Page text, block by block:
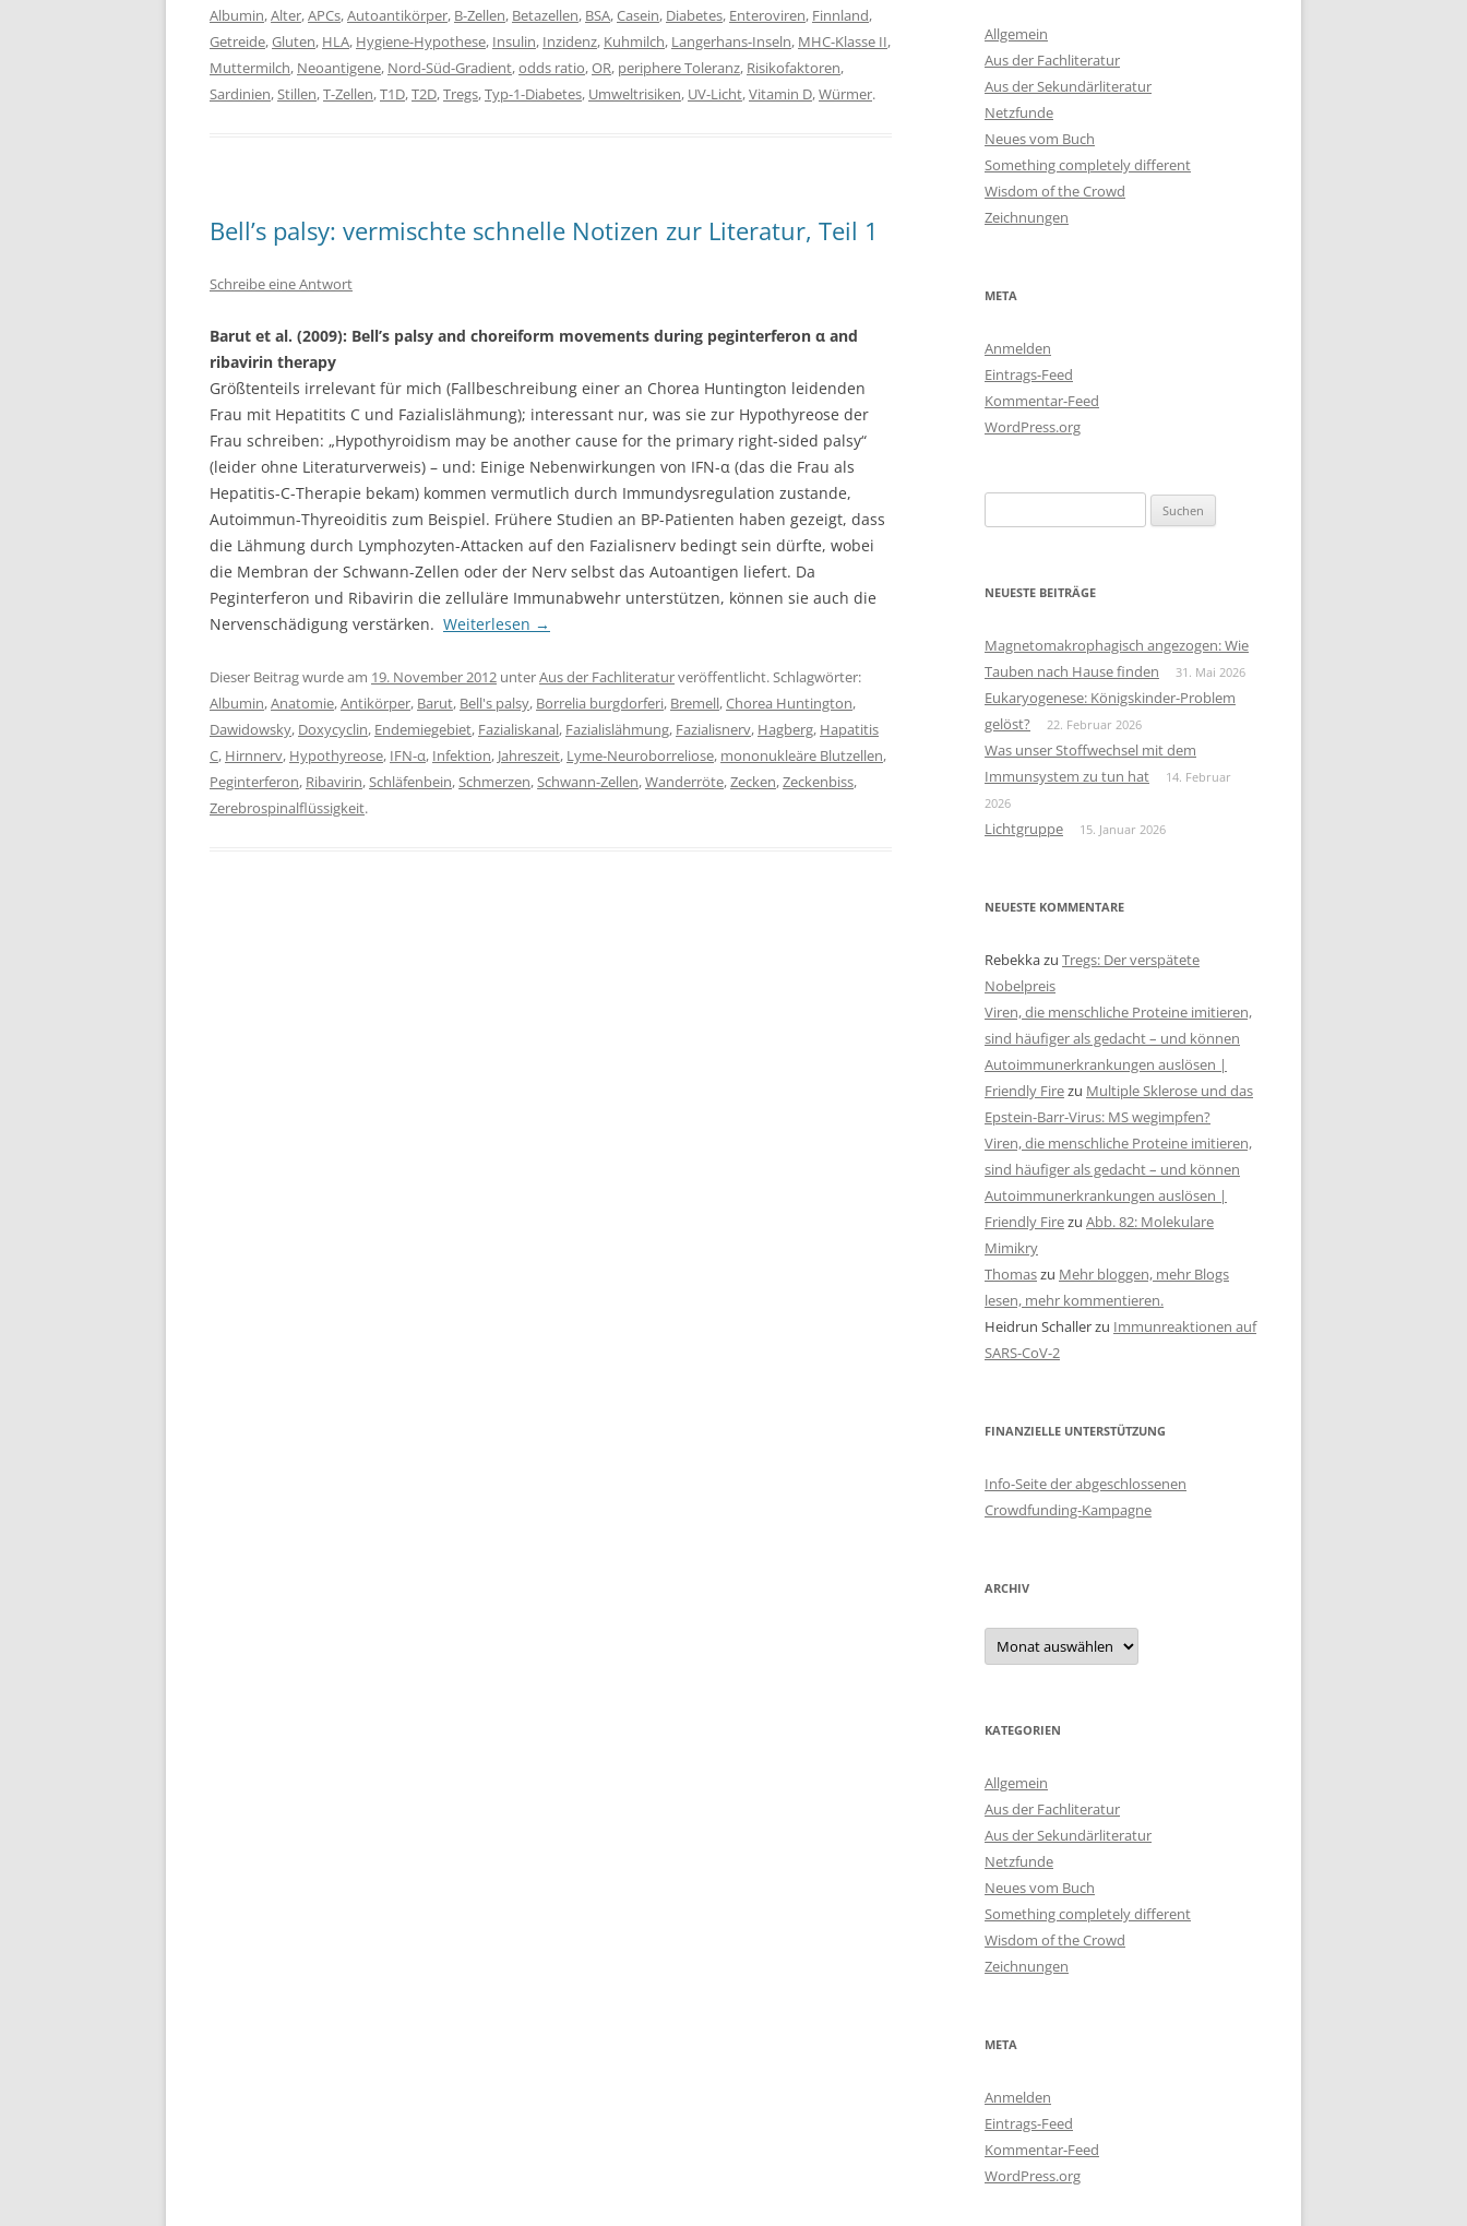
Albumin,Alter,APCs,Autoantikörper, B-Zellen, Betazellen, BSA,Casein, Diabetes, Enteroviren, Finnland,
Getreide,Gluten, HLA, Hygiene-Hypothese, Insulin, Inzidenz, Kuhmilch, Langerhans-Inseln, MHC-Klasse II,
Muttermilch, Neoantigene, Nord-Süd-Gradient,odds ratio,OR, periphere Toleranz, Risikofaktoren,
Sardinien,Stillen,T-Zellen,T1D,T2D,Tregs,Typ-1-Diabetes, Umweltrisiken, UV-Licht,Vitamin D,Würmer.
Bell’s palsy: vermischte schnelle Notizen zur Literatur, Teil 1
Schreibe eine Antwort
Barut et al. (2009): Bell’s palsy and choreiform movements during peginterferon α and
ribavirin therapy
Größtenteils irrelevant für mich (Fallbeschreibung einer an Chorea Huntington leidenden
Frau mit Hepatitits C und Fazialislähmung); interessant nur, was sie zur Hypothyreose der
Frau schreiben: „Hypothyroidism may be another cause for the primary right-sided palsy“
(leider ohne Literaturverweis) – und: Einige Nebenwirkungen von IFN-α (das die Frau als
Hepatitis-C-Therapie bekam) kommen vermutlich durch Immundysregulation zustande,
Autoimmun-Thyreoiditis zum Beispiel. Frühere Studien an BP-Patienten haben gezeigt, dass
die Lähmung durch Lymphozyten-Attacken auf den Fazialisnerv bedingt sein dürfte, wobei
die Membran der Schwann-Zellen oder der Nerv selbst das Autoantigen liefert. Da
Peginterferon und Ribavirin die zelluläre Immunabwehr unterstützen, können sie auch die
Nervenschädigung verstärken. Weiterlesen →
Dieser Beitrag wurde am 19. November 2012 unterAus der Fachliteraturveröffentlicht. Schlagwörter:
Albumin,Anatomie,Antikörper, Barut, Bell's palsy, Borrelia burgdorferi, Bremell,Chorea Huntington,
Dawidowsky, Doxycyclin, Endemiegebiet, Fazialiskanal, Fazialislähmung, Fazialisnerv, Hagberg, Hapatitis
C, Hirnnerv, Hypothyreose, IFN-α, Infektion, Jahreszeit, Lyme-Neuroborreliose, mononukleäre Blutzellen,
Peginterferon, Ribavirin,Schläfenbein,Schmerzen,Schwann-Zellen,Wanderröte,Zecken,Zeckenbiss,
Zerebrospinalflüssigkeit.
Allgemein
Aus der Fachliteratur
Aus der Sekundärliteratur
Netzfunde
Neues vom Buch
Something completely different
Wisdom of the Crowd
Zeichnungen
META
Anmelden
Eintrags-Feed
Kommentar-Feed
WordPress.org
nach:
NEUESTE BEITRÄGE
Magnetomakrophagisch angezogen: Wie
Tauben nach Hause finden
31. Mai 2026
Eukaryogenese: Königskinder-Problem
gelöst?
22. Februar 2026
Was unser Stoffwechsel mit dem
Immunsystem zu tun hat
14. Februar
2026
Lichtgruppe 15. Januar 2026
NEUESTE KOMMENTARE
Rebekkazu Tregs: Der verspätete
Nobelpreis
Viren, die menschliche Proteine imitieren,
sind häufiger als gedacht – und können
Autoimmunerkrankungen auslösen |
Friendly Firezu Multiple Sklerose und das
Epstein-Barr-Virus: MS wegimpfen?
Viren, die menschliche Proteine imitieren,
sind häufiger als gedacht – und können
Autoimmunerkrankungen auslösen |
Friendly Firezu Abb. 82: Molekulare
Mimikry
Thomaszu Mehr bloggen, mehr Blogs
lesen, mehr kommentieren.
Heidrun Schallerzu Immunreaktionen auf
SARS-CoV-2
FINANZIELLE UNTERSTÜTZUNG
Info-Seite der abgeschlossenen
Crowdfunding-Kampagne
ARCHIV
Archiv
KATEGORIEN
Allgemein
Aus der Fachliteratur
Aus der Sekundärliteratur
Netzfunde
Neues vom Buch
Something completely different
Wisdom of the Crowd
Zeichnungen
META
Anmelden
Eintrags-Feed
Kommentar-Feed
WordPress.org